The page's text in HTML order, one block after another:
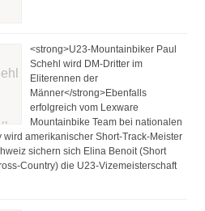
<strong>U23-Mountainbiker Paul
Schehl wird DM-Dritter im
Eliterennen der
Männer</strong>Ebenfalls
erfolgreich vom Lexware
Mountainbike Team bei nationalen
amerikanischer Short-Track-Meister
sichern sich Elina Benoit (Short
Country) die U23-Vizemeisterschaft